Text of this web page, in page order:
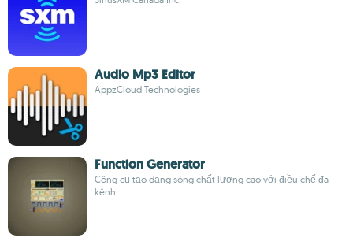
Audio Mp3 Editor
AppzCloud Technologies
Function Generator
Công cụ tạo dạng sóng chất lượng cao với điều chế đa
kênh